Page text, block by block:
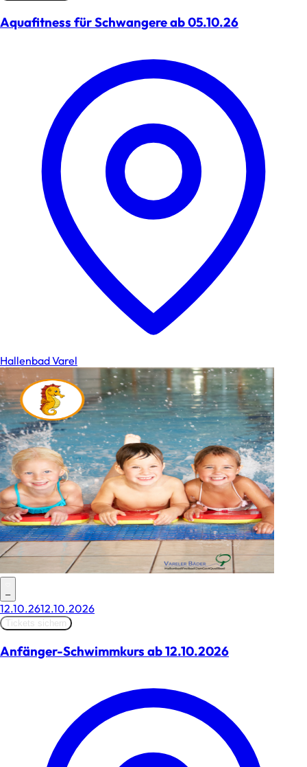
Aquafitness für Schwangere ab 05.10.26
Hallenbad Varel
–
12.10.2612.10.2026
Tickets sichern
Anfänger-Schwimmkurs ab 12.10.2026